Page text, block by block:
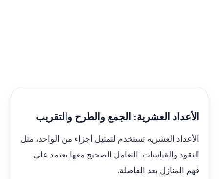
الأعداد العشرية: الجمع والطرح والتقريب
الأعداد العشرية تستخدم لتمثيل أجزاء من الواحد، مثل
النقود والقياسات. التعامل الصحيح معها يعتمد على
فهم المنازل بعد الفاصلة.